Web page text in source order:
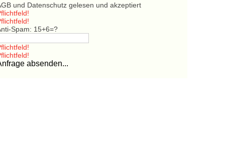
und Datenschutz gelesen und akzeptiert
Spam: 15+6=?
absenden...